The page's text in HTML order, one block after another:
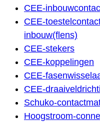
CEE-
CEE-
inbouw(flens)
CEE-stekers
CEE-koppelingen
CEE-
CEE-
Schuko-
Hoogstroom-